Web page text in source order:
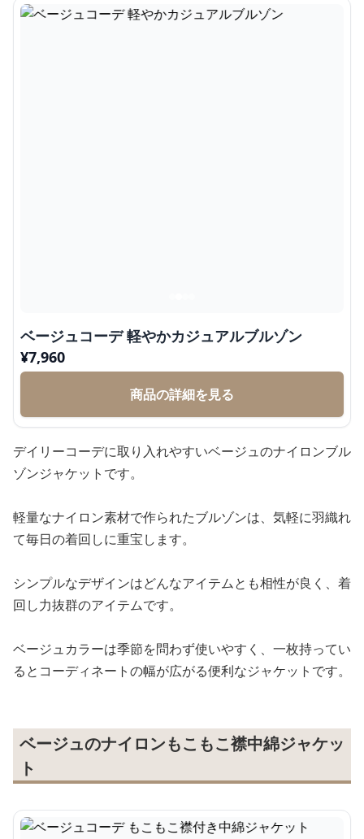
ベージュコーデ 軽やかカジュアルブルゾン
¥7,960
商品の詳細を見る
デイリーコーデに取り入れやすいベージュのナイロンブル
ゾンジャケットです。
軽量なナイロン素材で作られたブルゾンは、気軽に羽織れ
て毎日の着回しに重宝します。
シンプルなデザインはどんなアイテムとも相性が良く、着
回し力抜群のアイテムです。
ベージュカラーは季節を問わず使いやすく、一枚持ってい
るとコーディネートの幅が広がる便利なジャケットです。
ベージュのナイロンもこもこ襟中綿ジャケッ
ト